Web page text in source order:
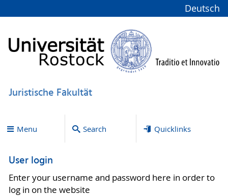
Deutsch
Juristische Fakultät
Menu Search Quicklinks
User login
Enter your username and password here in order to
log in on the website